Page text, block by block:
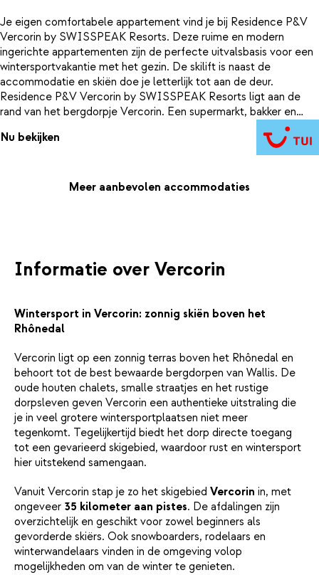
Je eigen comfortabele appartement vind je bij Residence P&V
Vercorin by SWISSPEAK Resorts. Deze ruime en modern
ingerichte appartementen zijn de perfecte uitvalsbasis voor een
wintersportvakantie met het gezin. De skilift is naast de
accommodatie en skiën doe je letterlijk tot aan de deur.
Residence P&V Vercorin by SWISSPEAK Resorts ligt aan de
rand van het bergdorpje Vercorin. Een supermarkt, bakker en
diverse restaurants zijn te vinden in de directe omgeving. Kies
voor een regionale maaltijd in een restaurant of doe
boodschappen en leef je uit in de keuken van je appartement.
Nu bekijken
Meer aanbevolen accommodaties
Informatie over Vercorin
Wintersport in Vercorin: zonnig skiën boven het
Rhônedal
Vercorin ligt op een zonnig terras boven het Rhônedal en
behoort tot de best bewaarde bergdorpen van Wallis. De
oude houten chalets, smalle straatjes en het rustige
dorpsleven geven Vercorin een authentieke uitstraling die
je in veel grotere wintersportplaatsen niet meer
tegenkomt. Tegelijkertijd biedt het dorp directe toegang
tot een gevarieerd skigebied, waardoor rust en wintersport
hier uitstekend samengaan.
Vanuit Vercorin stap je zo het skigebied Vercorin in, met
ongeveer 35 kilometer aan pistes. De afdalingen zijn
overzichtelijk en geschikt voor zowel beginners als
gevorderde skiërs. Ook snowboarders, rodelaars en
winterwandelaars vinden in de omgeving volop
mogelijkheden om van de winter te genieten.